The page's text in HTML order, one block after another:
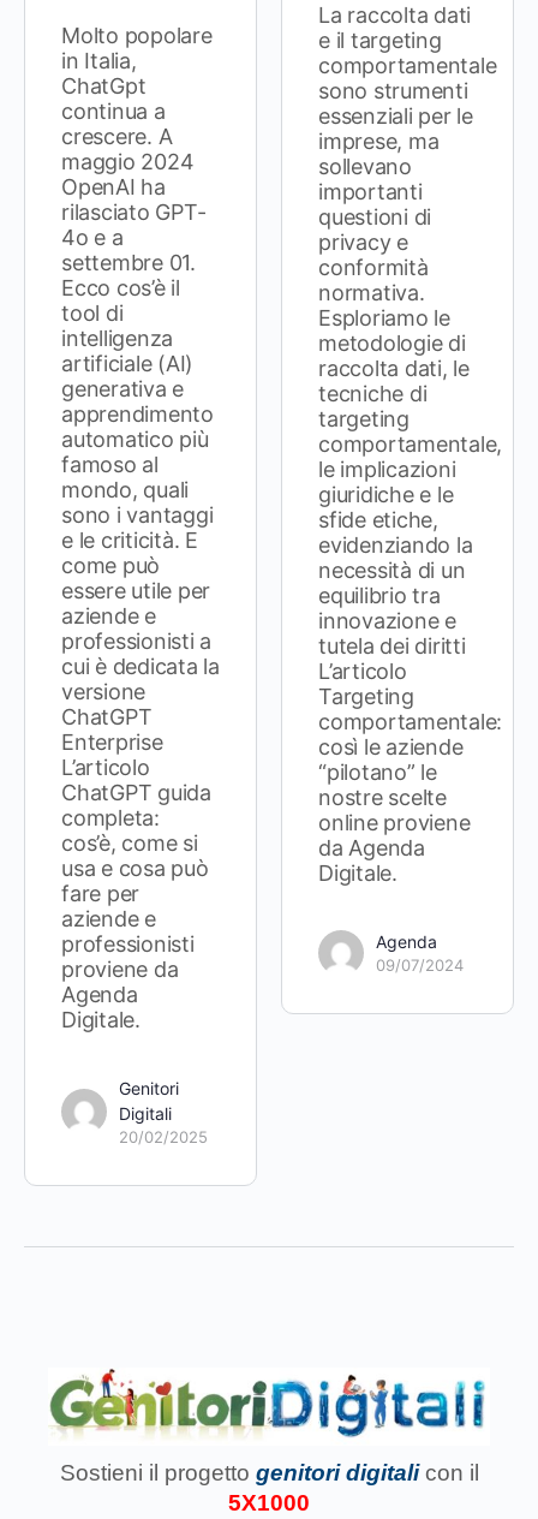
Molto popolare
in Italia,
ChatGpt
continua a
crescere. A
maggio 2024
OpenAI ha
rilasciato GPT-
4o e a
settembre 01.
Ecco cos’è il
tool di
intelligenza
artificiale (AI)
generativa e
apprendimento
automatico più
famoso al
mondo, quali
sono i vantaggi
e le criticità. E
come può
essere utile per
aziende e
professionisti a
cui è dedicata la
versione
ChatGPT
Enterprise
L’articolo
ChatGPT guida
completa:
cos’è, come si
usa e cosa può
fare per
aziende e
professionisti
proviene da
Agenda
Digitale.
Genitori
Digitali
20/02/2025
La raccolta dati
e il targeting
comportamentale
sono strumenti
essenziali per le
imprese, ma
sollevano
importanti
questioni di
privacy e
conformità
normativa.
Esploriamo le
metodologie di
raccolta dati, le
tecniche di
targeting
comportamentale,
le implicazioni
giuridiche e le
sfide etiche,
evidenziando la
necessità di un
equilibrio tra
innovazione e
tutela dei diritti
L’articolo
Targeting
comportamentale:
così le aziende
“pilotano” le
nostre scelte
online proviene
da Agenda
Digitale.
Agenda
09/07/2024
Sostieni il progetto genitori digitali con il
5X1000